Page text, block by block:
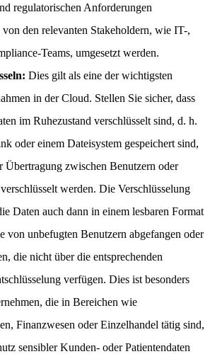
regulatorischen Anforderungen
von den relevanten Stakeholdern, wie IT-,
Teams, umgesetzt werden.
Dies gilt als eine der wichtigsten
in der Cloud. Stellen Sie sicher, dass
im Ruhezustand verschlüsselt sind, d. h.
oder einem Dateisystem gespeichert sind,
Übertragung zwischen Benutzern oder
werden. Die Verschlüsselung
Daten auch dann in einem lesbaren Format
von unbefugten Benutzern abgefangen oder
die nicht über die entsprechenden
verfügen. Dies ist besonders
die in Bereichen wie
Finanzwesen oder Einzelhandel tätig sind,
sensibler Kunden- oder Patientendaten